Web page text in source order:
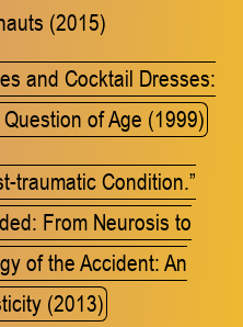
(2015)
and Cocktail Dresses:
of Age (1999)
traumatic Condition.”
From Neurosis to
of the Accident: An
(2013)